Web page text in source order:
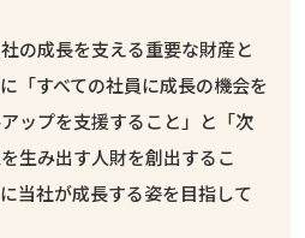
の成長を支える重要な財産と
「すべての社員に成長の機会を
ップを支援すること」と 「次
生み出す人財を創出するこ
当社が成長する姿を目指して